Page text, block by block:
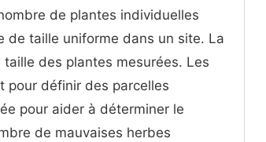
de plantes individuelles
de taille uniforme dans un site. La
des plantes mesurées. Les
pour définir des parcelles
pour aider à déterminer le
de mauvaises herbes